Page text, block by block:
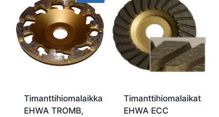
Timanttihiomalaikka
EHWA TROMB,
Timanttihiomalaikat
EHWA ECC